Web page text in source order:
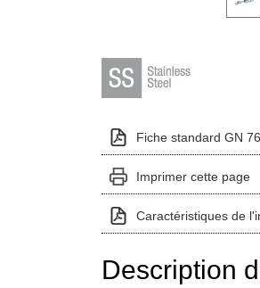
Fiche standard GN
Imprimer cette page
Caractéristiques de
Description